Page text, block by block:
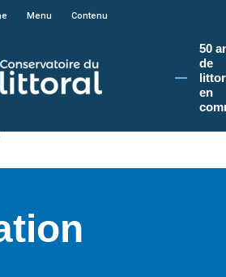
sur le site du Conservatoire du littoral, vous
Menu Contenu
50
de
en